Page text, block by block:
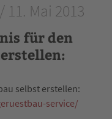
Mai 2013
für den
selbst erstellen:
service/